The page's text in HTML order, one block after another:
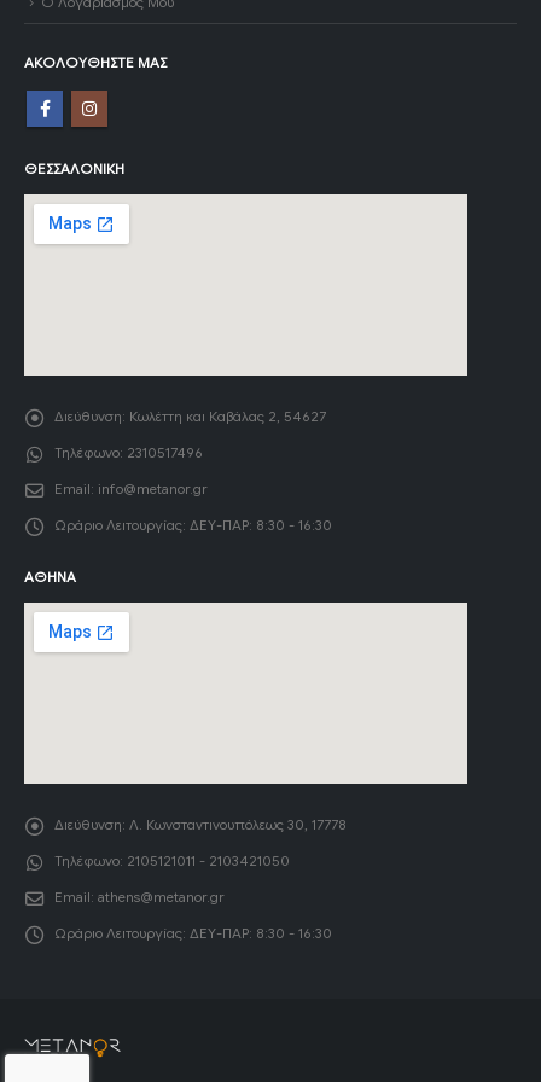
ΑΚΟΛΟΥΘΉΣΤΕ ΜΑΣ
ΘΕΣΣΑΛΟΝΊΚΗ
Διεύθυνση: Κωλέττη και Καβάλας 2, 54627
Τηλέφωνο: 2310517496
Email: info@metanor.gr
Ωράριο Λειτουργίας: ΔΕΥ-ΠΑΡ: 8:30 - 16:30
ΑΘΉΝΑ
Διεύθυνση: Λ. Κωνσταντινουπόλεως 30, 17778
Τηλέφωνο: 2105121011 - 2103421050
Email: athens@metanor.gr
Ωράριο Λειτουργίας: ΔΕΥ-ΠΑΡ: 8:30 - 16:30